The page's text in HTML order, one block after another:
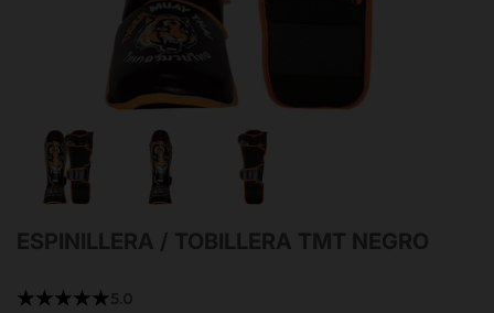
ESPINILLERA / TOBILLERA TMT NEGRO
★★★★★5.0